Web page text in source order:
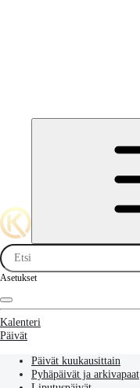
Asetukset
Kalenteri
Päivät
Päivät kuukausittain
Pyhäpäivät ja arkivapaat